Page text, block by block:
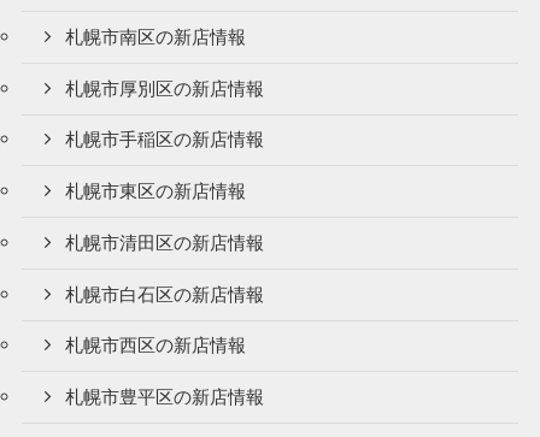
札幌市南区の新店情報
札幌市厚別区の新店情報
札幌市手稲区の新店情報
札幌市東区の新店情報
札幌市清田区の新店情報
札幌市白石区の新店情報
札幌市西区の新店情報
札幌市豊平区の新店情報